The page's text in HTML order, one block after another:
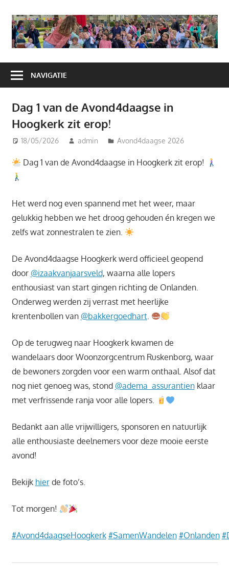
naar
inhoud
NAVIGATIE
Dag 1 van de Avond4daagse in
Hoogkerk zit erop!
18/05/2026 admin Avond4daagse 2026
Dag 1 van de Avond4daagse in Hoogkerk zit erop!
Het werd nog even spannend met het weer, maar
gelukkig hebben we het droog gehouden én kregen we
zelfs wat zonnestralen te zien.
De Avond4daagse Hoogkerk werd officieel geopend
door @izaakvanjaarsveld, waarna alle lopers
enthousiast van start gingen richting de Onlanden.
Onderweg werden zij verrast met heerlijke
krentenbollen van @bakkergoedhart.
Op de terugweg naar Hoogkerk kwamen de
wandelaars door Woonzorgcentrum Ruskenborg, waar
de bewoners zorgden voor een warm onthaal. Alsof dat
nog niet genoeg was, stond @adema_assurantienklaar
met verfrissende ranja voor alle lopers.
Bedankt aan alle vrijwilligers, sponsoren en natuurlijk
alle enthousiaste deelnemers voor deze mooie eerste
avond!
Bekijk hierde foto’s.
Tot morgen!
#Avond4daagseHoogkerk #SamenWandelen #Onlanden